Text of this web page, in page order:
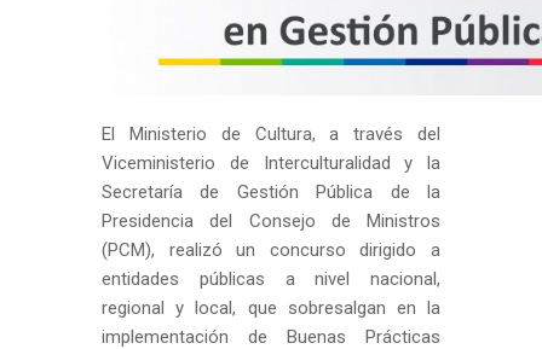
El Ministerio de Cultura, a través del
Viceministerio de Interculturalidad y la
Secretaría de Gestión Pública de la
Presidencia del Consejo de Ministros
(PCM), realizó un concurso dirigido a
entidades públicas a nivel nacional,
regional y local, que sobresalgan en la
implementación de Buenas Prácticas